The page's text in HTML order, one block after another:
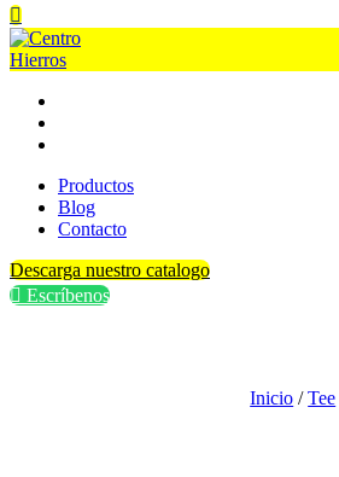
Productos
Blog
Contacto
Descarga nuestro catalogo
Escríbenos
Inicio /Tee